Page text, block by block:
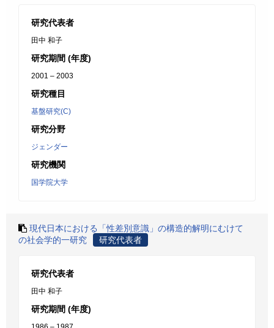
研究代表者
田中 和子
研究期間 (年度)
2001 – 2003
研究種目
基盤研究(C)
研究分野
ジェンダー
研究機関
国学院大学
現代日本における「性差別意識」の構造的解明にむけて
の社会学的一研究
研究代表者
研究代表者
田中 和子
研究期間 (年度)